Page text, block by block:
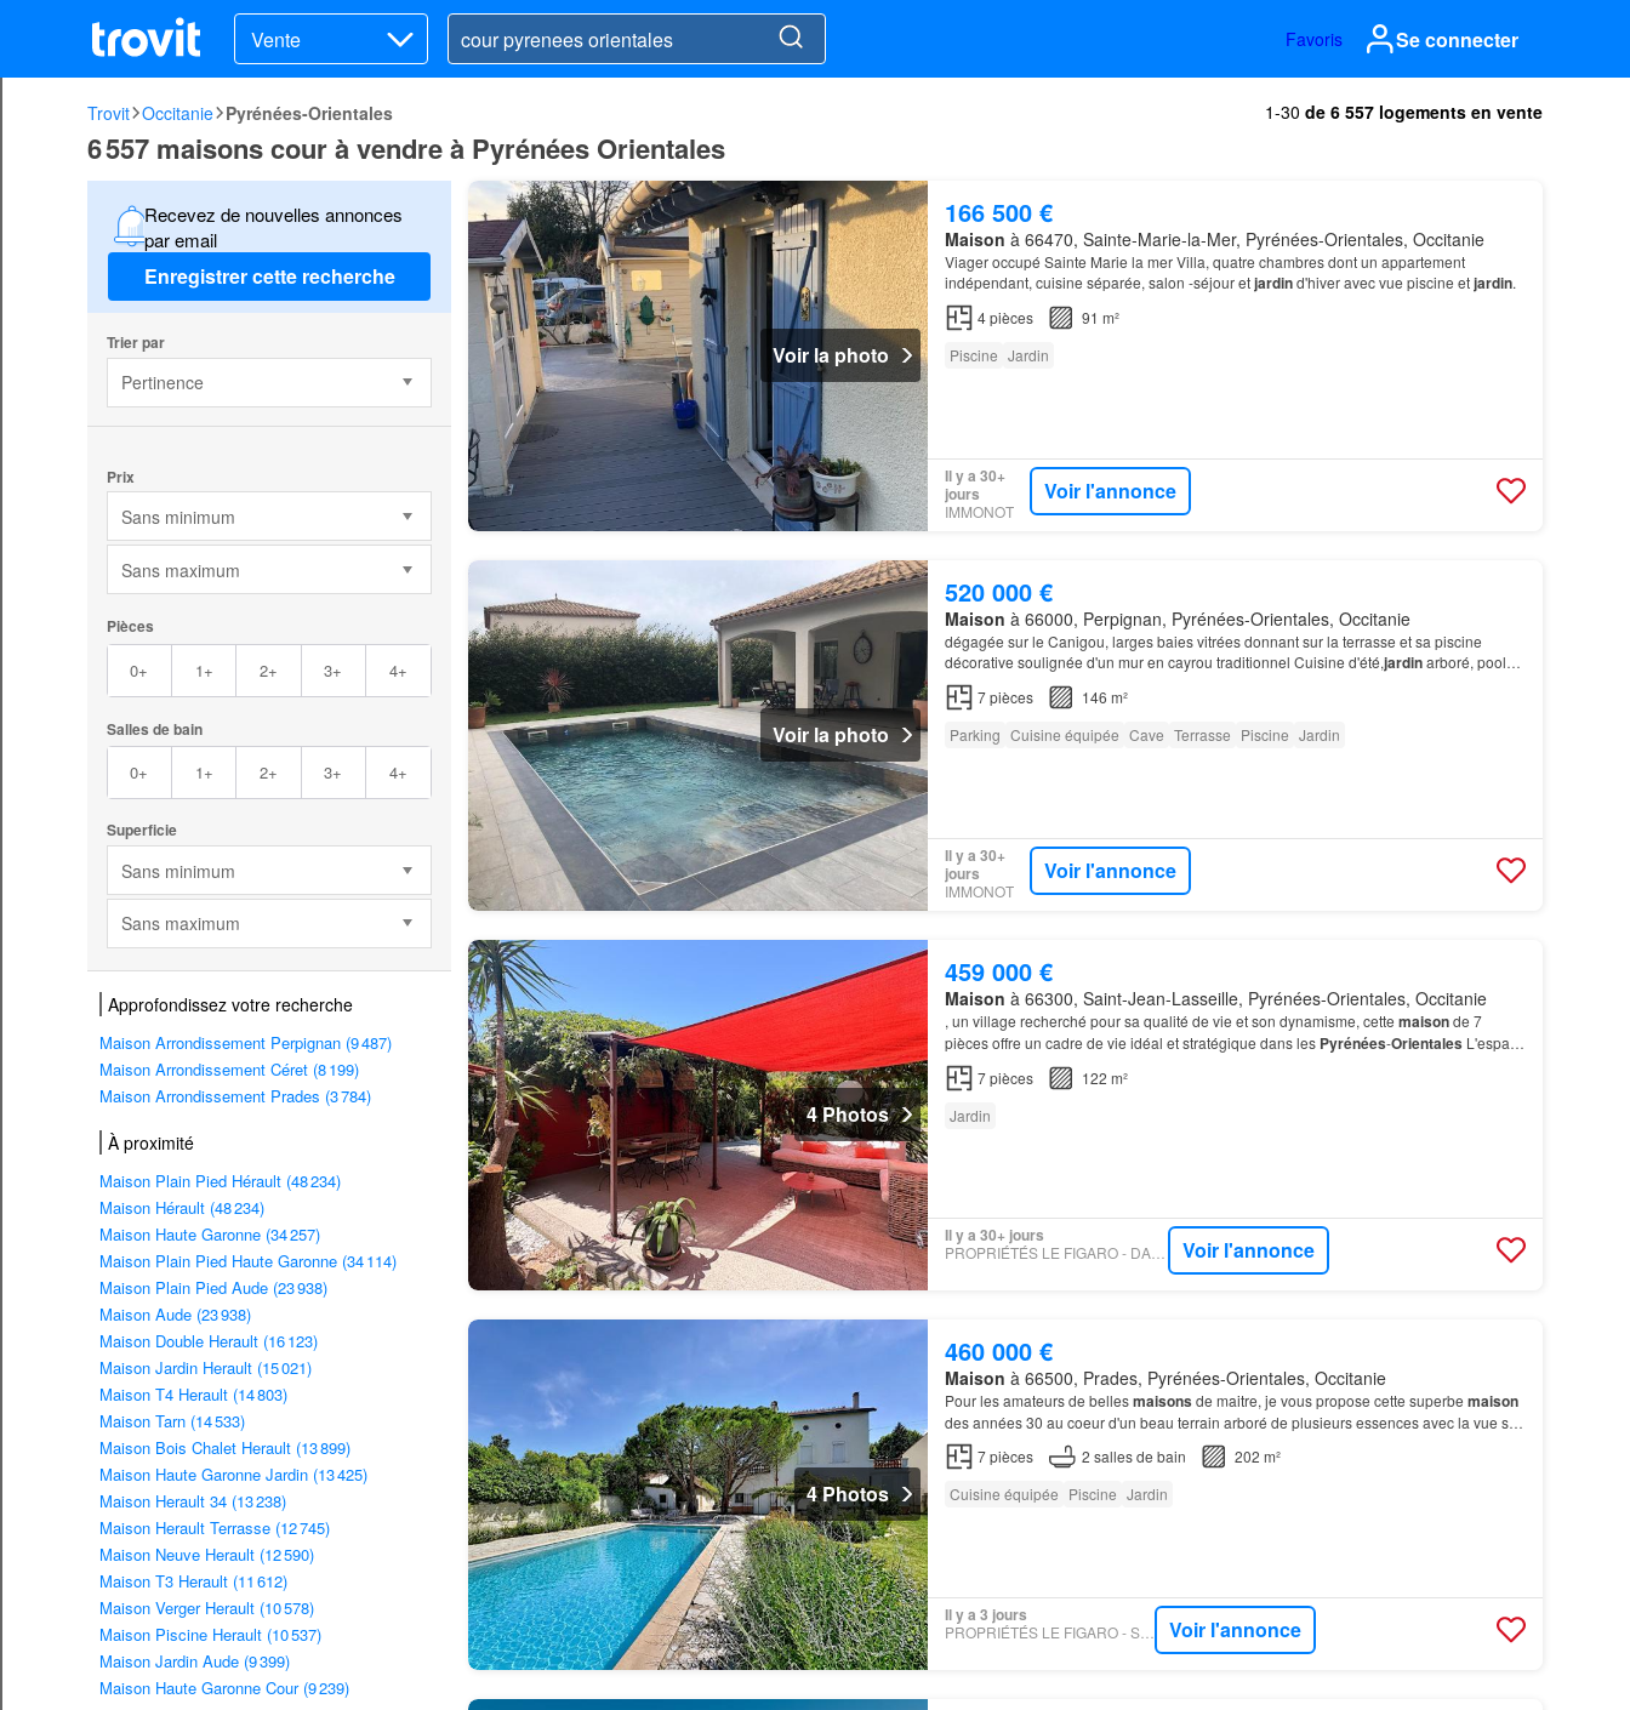
Vente Favoris Se connecter
Trovit Occitanie Pyrénées-Orientales 1-30 de 6 557 logements en vente
6 557 maisons cour à vendre à Pyrénées Orientales
Recevez de nouvelles annonces
par email
Enregistrer cette recherche
Trier par
Pertinence
Prix
Sans minimum
Sans maximum
Pièces
0+ 1+ 2+ 3+ 4+
Salles de bain
0+ 1+ 2+ 3+ 4+
Superficie
Sans minimum
Sans maximum
Approfondissez votre recherche
Maison Arrondissement Perpignan (9 487)
Maison Arrondissement Céret (8 199)
Maison Arrondissement Prades (3 784)
À proximité
Maison Plain Pied Hérault (48 234)
Maison Hérault (48 234)
Maison Haute Garonne (34 257)
Maison Plain Pied Haute Garonne (34 114)
Maison Plain Pied Aude (23 938)
Maison Aude (23 938)
Maison Double Herault (16 123)
Maison Jardin Herault (15 021)
Maison T4 Herault (14 803)
Maison Tarn (14 533)
Maison Bois Chalet Herault (13 899)
Maison Haute Garonne Jardin (13 425)
Maison Herault 34 (13 238)
Maison Herault Terrasse (12 745)
Maison Neuve Herault (12 590)
Maison T3 Herault (11 612)
Maison Verger Herault (10 578)
Maison Piscine Herault (10 537)
Maison Jardin Aude (9 399)
Maison Haute Garonne Cour (9 239)
Voir la photo
166 500 €
Maison à 66470, Sainte-Marie-la-Mer, Pyrénées-Orientales, Occitanie
Viager occupé Sainte Marie la mer Villa, quatre chambres dont un appartement
indépendant, cuisine séparée, salon -séjour etjardind'hiver avec vue piscine etjardin.
4pièces
91 m²
Piscine Jardin
Il y a 30+
jours
IMMONOT
Voir l'annonce
Voir la photo
520 000 €
Maison à 66000, Perpignan, Pyrénées-Orientales, Occitanie
dégagée sur le Canigou, larges baies vitrées donnant sur la terrasse et sa piscine
décorative soulignée d'un mur en cayrou traditionnel Cuisine d'été,jardinarboré, pool
house d'agrement.
7pièces
146 m²
Parking Cuisine équipée Cave Terrasse Piscine Jardin
Il y a 30+
jours
IMMONOT
Voir l'annonce
4 Photos
459 000 €
Maison à 66300, Saint-Jean-Lasseille, Pyrénées-Orientales, Occitanie
, un village recherché pour sa qualité de vie et son dynamisme, cette maisonde 7
pièces offre un cadre de vie idéal et stratégique dans les Pyrénées-Orientales L'espace
de vie est complété par une charmante véranda, qui fait…
7pièces
122 m²
Jardin
Il y a 30+ jours
PROPRIÉTÉS LE FIGARO - DAUTHUILLE CONSEIL PATRIMOINE Voir l'annonce
4 Photos
460 000 €
Maison à 66500, Prades, Pyrénées-Orientales, Occitanie
Pour les amateurs de bellesmaisons de maitre, je vous propose cette superbe maison
des années 30 au coeur d'un beau terrain arboré de plusieurs essences avec la vue sur
lejardin et les montagnes.…
7pièces 2 salles de bain
202 m²
Cuisine équipée Piscine Jardin
Il y a 3 jours
PROPRIÉTÉS LE FIGARO - SQUARE HABITAT 66 Voir l'annonce